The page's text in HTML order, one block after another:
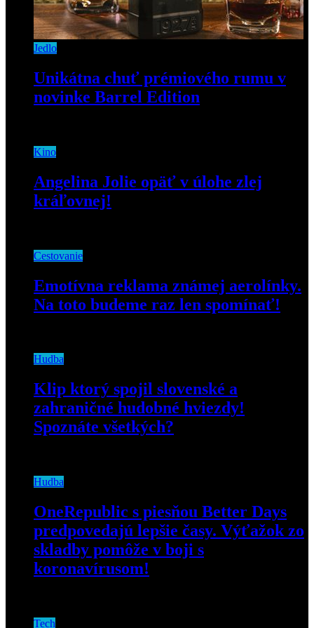
Jedlo
Unikátna chuť prémiového rumu v
novinke Barrel Edition
Kino
Angelina Jolie opäť v úlohe zlej
kráľovnej!
Cestovanie
Emotívna reklama známej aerolínky.
Na toto budeme raz len spomínať!
Hudba
Klip ktorý spojil slovenské a
zahraničné hudobné hviezdy!
Spoznáte všetkých?
Hudba
OneRepublic s piesňou Better Days
predpovedajú lepšie časy. Výťažok zo
skladby pomôže v boji s
koronavírusom!
Tech